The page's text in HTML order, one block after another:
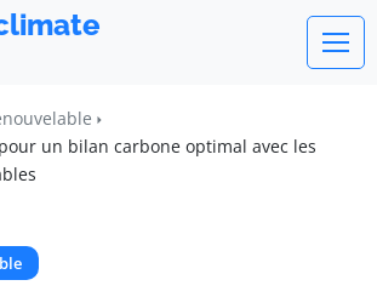
un bilan carbone optimal avec les